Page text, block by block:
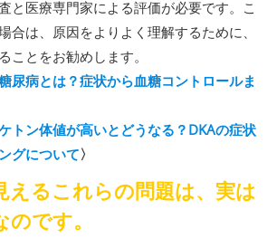
と医療専門家による評価が必要です。こ
合は、原因をよりよく理解するために、
ことをお勧めします。
尿病とは？症状から血糖コントロールま
トン体値が高いとどうなる？DKAの症状
グについて〉
えるこれらの問題は、実は
です。